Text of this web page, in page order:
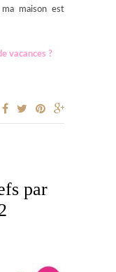
maison est
vacances ?
par